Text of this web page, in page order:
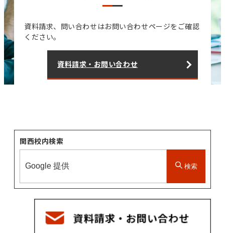
関西校内検索
検索
資料請求、問い合わせはお問い合わせページをご確認
ください。
資料請求・お問い合わせ